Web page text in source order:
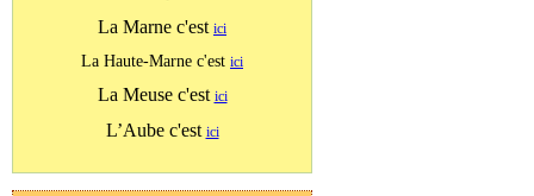
La Marne c'est ici
La Haute-Marne c'est ici
La Meuse c'est ici
L’Aube c'est ici